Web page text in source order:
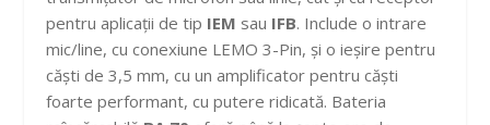
pentru aplicații de tip IEM sau IFB. Include o intrare
mic/line, cu conexiune LEMO 3-Pin, și o ieșire pentru
căști de 3,5 mm, cu un amplificator pentru căști
foarte performant, cu putere ridicată. Bateria